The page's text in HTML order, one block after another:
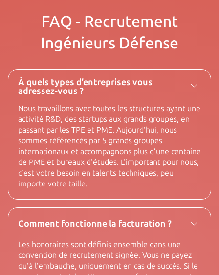
FAQ - Recrutement
Ingénieurs Défense
À quels types d’entreprises vous
adressez-vous ?
Nous travaillons avec toutes les structures ayant une
activité R&D, des startups aux grands groupes, en
passant par les TPE et PME. Aujourd’hui, nous
sommes référencés par 5 grands groupes
internationaux et accompagnons plus d’une centaine
de PME et bureaux d’études. L’important pour nous,
c’est votre besoin en talents techniques, peu
importe votre taille.
Comment fonctionne la facturation ?
Les honoraires sont définis ensemble dans une
convention de recrutement signée. Vous ne payez
qu’à l’embauche, uniquement en cas de succès. Si le